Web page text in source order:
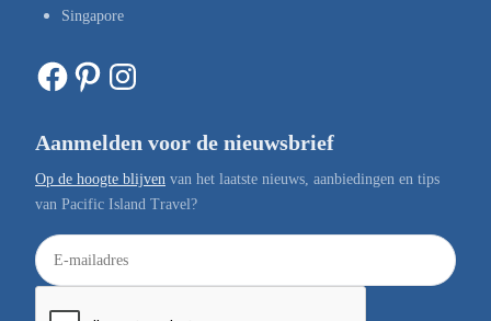
Singapore
Facebook Pinterest Instagram
Aanmelden voor de nieuwsbrief
Op de hoogte blijven van het laatste nieuws, aanbiedingen en tips
van Pacific Island Travel?
E
-